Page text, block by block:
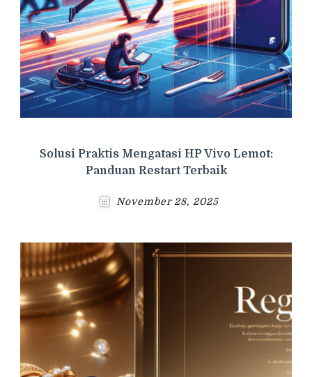
Solusi Praktis Mengatasi HP Vivo Lemot:
Panduan Restart Terbaik
November 28, 2025